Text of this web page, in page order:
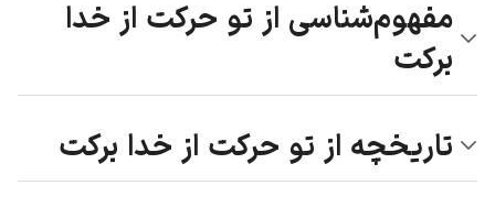
مفهوم‌شناسی از تو حرکت از خدا
برکت
تاریخچه از تو حرکت از خدا برکت